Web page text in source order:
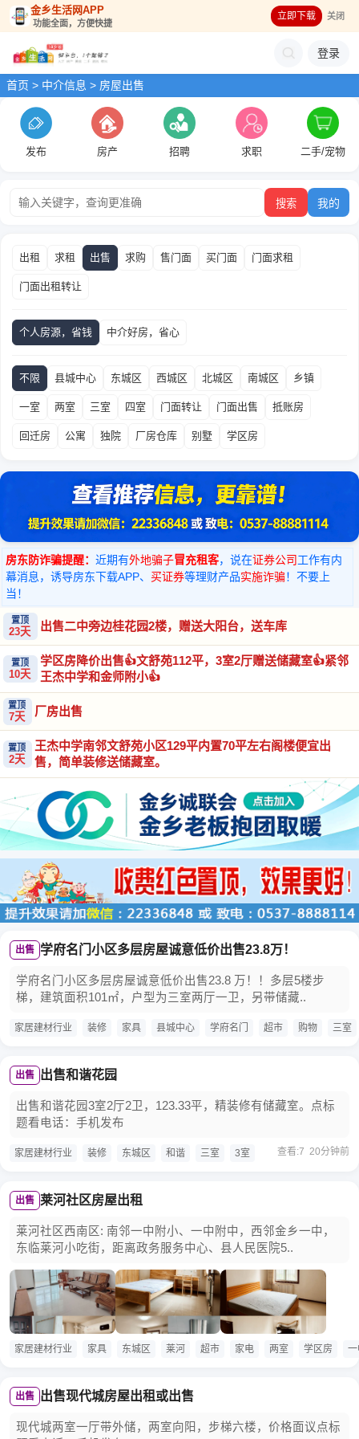
金乡生活网APP
功能全面，方便快捷
立即下载 关闭
登录
首页 > 中介信息 > 房屋出售
发布 房产 招聘 求职 二手/宠物
我的
出租 求租 出售 求购 售门面 买门面 门面求租
门面出租转让
个人房源，省钱 中介好房，省心
不限 县城中心 东城区 西城区 北城区 南城区 乡镇
一室 两室 三室 四室 门面转让 门面出售 抵账房
回迁房 公寓 独院 厂房仓库 别墅 学区房
房东防诈骗提醒： 近期有外地骗子冒充租客，说在证券公司工作有内
幕消息，诱导房东下载APP、 买证券等理财产品实施诈骗！不要上
当！
置顶
23天 出售二中旁边桂花园2楼，赠送大阳台，送车库
置顶
10天
学区房降价出售👍文舒苑112平，3室2厅赠送储藏室👍紧邻
王杰中学和金师附小👍
置顶
7天 厂房出售
置顶
2天
王杰中学南邻文舒苑小区129平内置70平左右阁楼便宜出
售，简单装修送储藏室。
出售 学府名门小区多层房屋诚意低价出售23.8万！
学府名门小区多层房屋诚意低价出售23.8 万！！多层5楼步
梯，建筑面积101㎡，户型为三室两厅一卫，另带储藏..
家居建材行业 装修 家具 县城中心 学府名门 超市 购物 三室
出售 出售和谐花园
出售和谐花园3室2厅2卫，123.33平，精装修有储藏室。点标
题看电话：手机发布
家居建材行业 装修 东城区 和谐 三室 3室 查看:7 20分钟前
出售 莱河社区房屋出租
莱河社区西南区: 南邻一中附小、一中附中，西邻金乡一中，
东临莱河小吃街，距离政务服务中心、县人民医院5..
家居建材行业 家具 东城区 莱河 超市 家电 两室 学区房
出售 出售现代城房屋出租或出售
现代城两室一厅带外储，两室向阳，步梯六楼，价格面议点标